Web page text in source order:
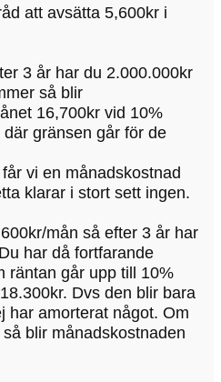
att avsätta 5,600kr i
3 år har du 2.000.000kr
så blir
16,700kr vid 10%
gränsen går för de
vi en månadskostnad
klarar i stort sett ingen.
mån så efter 3 år har
har då fortfarande
räntan går upp till 10%
Dvs den blir bara
har amorterat något. Om
blir månadskostnaden